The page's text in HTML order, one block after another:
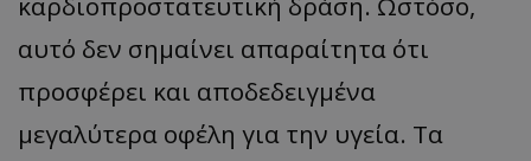
αυτό δεν σημαίνει απαραίτητα ότι
προσφέρει και αποδεδειγμένα
μεγαλύτερα οφέλη για την υγεία. Τα